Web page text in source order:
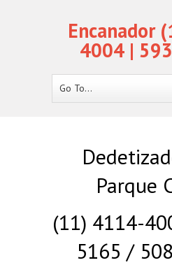
Encanador
4004 |
Go To...
Parque
(11) 4114-
5165 /